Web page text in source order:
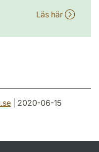
Läs här
.se | 2020-06-15